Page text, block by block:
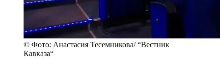
© Фото: Анастасия Тесемникова/ “Вестник
Кавказа“